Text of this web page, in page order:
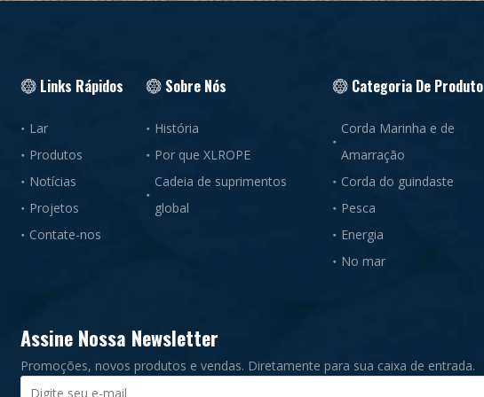
Links Rápidos
Lar
Produtos
Notícias
Projetos
Contate-nos
Sobre Nós
História
Por que XLROPE
Cadeia de suprimentos
global
Categoria De Produto
Corda Marinha e de
Amarração
Corda do guindaste
Pesca
Energia
No mar
Assine Nossa Newsletter
Promoções, novos produtos e vendas. Diretamente para sua caixa de entrada.